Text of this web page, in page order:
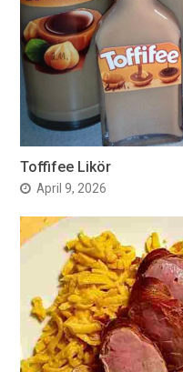
Toffifee Likör
April 9, 2026